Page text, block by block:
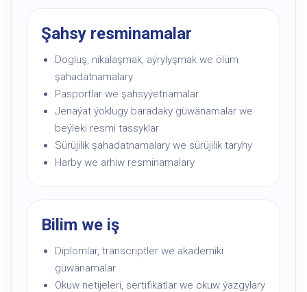
Şahsy resminamalar
Dogluş, nikalaşmak, aýrylyşmak we ölüm
şahadatnamalary
Pasportlar we şahsyýetnamalar
Jenaýat ýoklugy baradaky güwänamalar we
beýleki resmi tassyklar
Sürüjilik şahadatnamalary we sürüjilik taryhy
Harby we arhiw resminamalary
Bilim we iş
Diplomlar, transcriptler we akademiki
güwänamalar
Okuw netijeleri, sertifikatlar we okuw ýazgylary